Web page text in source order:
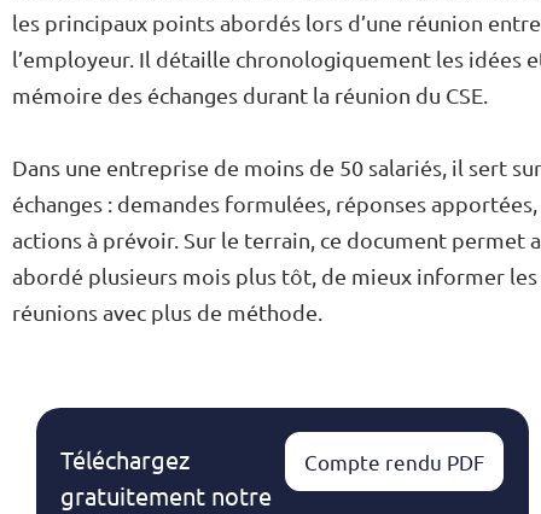
les principaux points abordés lors d’une réunion
l’employeur. Il détaille chronologiquement les idées
mémoire des échanges durant la réunion du CSE.
Dans une entreprise de moins de 50 salariés, il sert
échanges : demandes formulées, réponses
actions à prévoir. Sur le terrain, ce document permet
abordé plusieurs mois plus tôt, de mieux informer
réunions avec plus de méthode.
Téléchargez
gratuitement notre
Compte rendu PDF